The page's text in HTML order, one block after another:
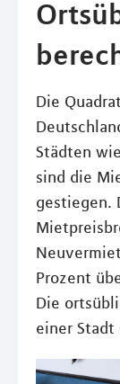
Die
Städten
sind die
gestiegen.
Prozent
Die
einer Stadt